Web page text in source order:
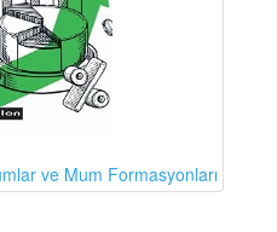
ve Mum Formasyonları